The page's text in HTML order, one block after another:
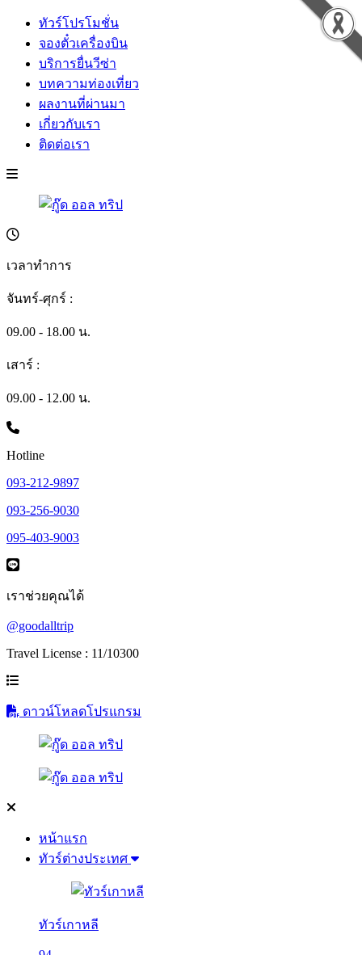
ทัวร์โปรโมชั่น
จองตั๋วเครื่องบิน
บริการยื่นวีซ่า
บทความท่องเที่ยว
ผลงานที่ผ่านมา
เกี่ยวกับเรา
ติดต่อเรา
เวลาทำการ
จันทร์-ศุกร์ :
09.00 - 18.00 น.
เสาร์ :
09.00 - 12.00 น.
Hotline
093-212-9897
093-256-9030
095-403-9003
เราช่วยคุณได้
@goodalltrip
Travel License : 11/10300
ดาวน์โหลดโปรแกรม
หน้าแรก
ทัวร์ต่างประเทศ
ทัวร์เกาหลี